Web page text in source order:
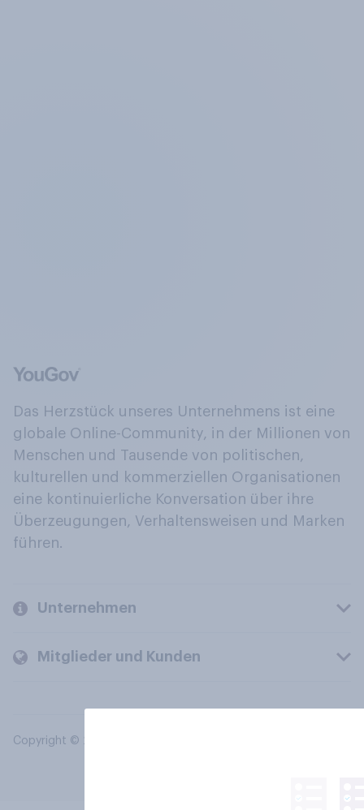
Das Herzstück unseres Unternehmens ist eine
globale Online-Community, in der Millionen von
Menschen und Tausende von politischen,
kulturellen und kommerziellen Organisationen
eine kontinuierliche Konversation über ihre
Überzeugungen, Verhaltensweisen und Marken
führen.
Unternehmen
Mitglieder und Kunden
Copyright © 2026 YouGov PLC. Alle Rechte vorbehalten.